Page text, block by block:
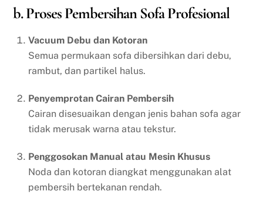
b. Proses Pembersihan Sofa Profesional
Vacuum Debu dan Kotoran
Semua permukaan sofa dibersihkan dari debu,
rambut, dan partikel halus.
Penyemprotan Cairan Pembersih
Cairan disesuaikan dengan jenis bahan sofa agar
tidak merusak warna atau tekstur.
Penggosokan Manual atau Mesin Khusus
Noda dan kotoran diangkat menggunakan alat
pembersih bertekanan rendah.